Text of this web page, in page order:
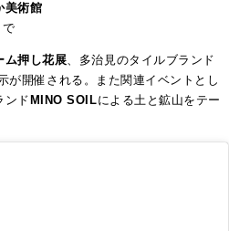
美術館
ム押し花展、多治見のタイルブランド
が開催される。また関連イベントとし
ンド MINO SOILによる土と鉱山をテー